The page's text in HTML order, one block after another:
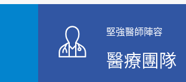
2025-09-30
【預立醫療照護諮商】門診服務
堅強醫師陣容
醫療團隊